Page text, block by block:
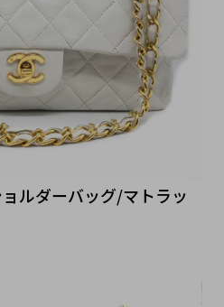
ルダーバッグ/マトラッ